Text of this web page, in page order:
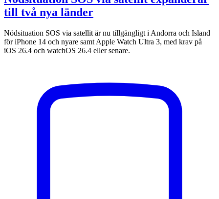
till två nya länder
Nödsituation SOS via satellit är nu tillgängligt i Andorra och Island
för iPhone 14 och nyare samt Apple Watch Ultra 3, med krav på
iOS 26.4 och watchOS 26.4 eller senare.